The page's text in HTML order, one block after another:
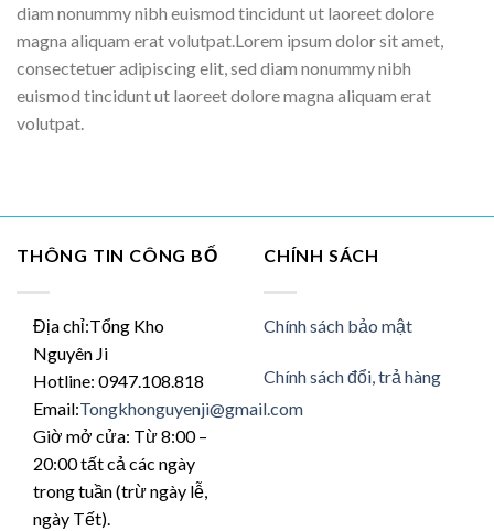
diam nonummy nibh euismod tincidunt ut laoreet dolore
magna aliquam erat volutpat.Lorem ipsum dolor sit amet,
consectetuer adipiscing elit, sed diam nonummy nibh
euismod tincidunt ut laoreet dolore magna aliquam erat
volutpat.
THÔNG TIN CÔNG BỐ
Địa chỉ:Tổng Kho
Nguyên Ji
Hotline: 0947.108.818
Email:Tongkhonguyenji@gmail.com
Giờ mở cửa: Từ 8:00 –
20:00 tất cả các ngày
trong tuần (trừ ngày lễ,
ngày Tết).
CHÍNH SÁCH
Chính sách bảo mật
Chính sách đổi, trả hàng